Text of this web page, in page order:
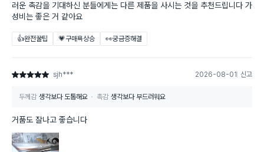
러운 촉감을 기대하신 분들에게는 다른 제품을 사시는 것을 추천드립니다 가
성비는 좋은 거 같아요
👍완전꿀팁 💗구매욕상승 👀궁금증해결
별점 5점 sjh*** 2026-08-01 신고
두께감 생각보다 도톰해요 촉감 생각보다 부드러워요
거품도 잘나고 좋습니다